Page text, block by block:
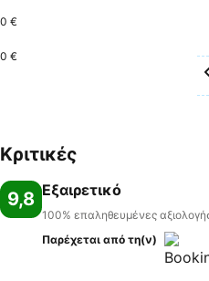
0 €
0 €
Κριτικές
9,8 Εξαιρετικό
100% επαληθευμένες
Παρέχεται από τη(ν)